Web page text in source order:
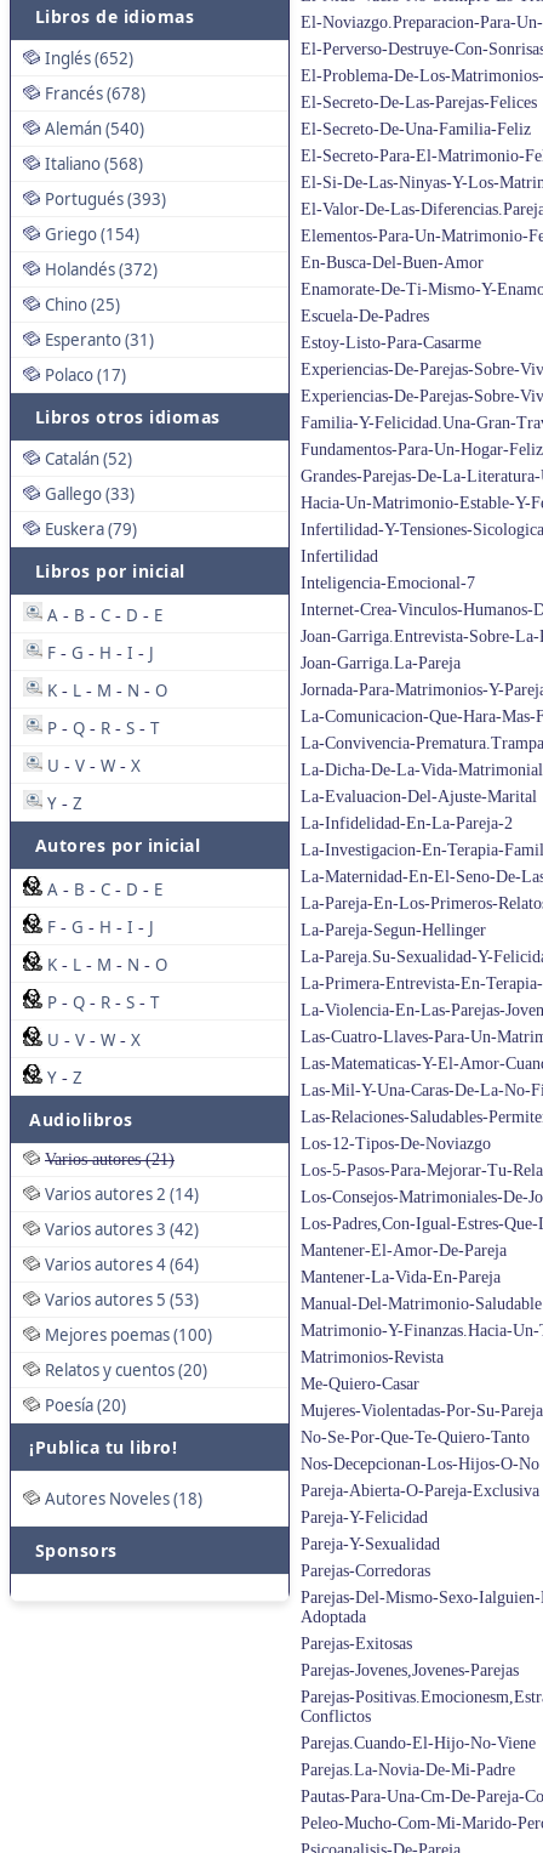
Libros de idiomas
Inglés (652)
Francés (678)
Alemán (540)
Italiano (568)
Portugués (393)
Griego (154)
Holandés (372)
Chino (25)
Esperanto (31)
Polaco (17)
Libros otros idiomas
Catalán (52)
Gallego (33)
Euskera (79)
Libros por inicial
A - B - C - D - E
F - G - H - I - J
K - L - M - N - O
P - Q - R - S - T
U - V - W - X
Y - Z
Autores por inicial
A - B - C - D - E
F - G - H - I - J
K - L - M - N - O
P - Q - R - S - T
U - V - W - X
Y - Z
Audiolibros
Varios autores (21)
Varios autores 2 (14)
Varios autores 3 (42)
Varios autores 4 (64)
Varios autores 5 (53)
Mejores poemas (100)
Relatos y cuentos (20)
Poesía (20)
¡Publica tu libro!
Autores Noveles (18)
Sponsors
El-Noviazgo.Preparacion-Para-
El-Perverso-Destruye-Con-
El-Problema-De-Los-
El-Secreto-De-Las-Parejas-Felices
El-Secreto-De-Una-Familia-Feliz
El-Secreto-Para-El-Matrimonio-
El-Si-De-Las-Ninyas-Y-Los-
El-Valor-De-Las-
Elementos-Para-Un-Matrimonio-
En-Busca-Del-Buen-Amor
Enamorate-De-Ti-Mismo-Y-
Escuela-De-Padres
Estoy-Listo-Para-Casarme
Experiencias-De-Parejas-Sobre-
Experiencias-De-Parejas-Sobre-
Familia-Y-Felicidad.Una-Gran-
Fundamentos-Para-Un-Hogar-Feliz
Grandes-Parejas-De-La-
Hacia-Un-Matrimonio-Estable-Y-
Infertilidad-Y-Tensiones-
Infertilidad
Inteligencia-Emocional-7
Internet-Crea-Vinculos-Humanos-
Joan-Garriga.Entrevista-Sobre-
Joan-Garriga.La-Pareja
Jornada-Para-Matrimonios-Y-
La-Comunicacion-Que-Hara-
La-Convivencia-
La-Dicha-De-La-Vida-Matrimonial
La-Evaluacion-Del-Ajuste-Marital
La-Infidelidad-En-La-Pareja-2
La-Investigacion-En-Terapia-
La-Maternidad-En-El-Seno-De-
La-Pareja-En-Los-Primeros-
La-Pareja-Segun-Hellinger
La-Pareja.Su-Sexualidad-Y-
La-Primera-Entrevista-En-
La-Violencia-En-Las-Parejas-
Las-Cuatro-Llaves-Para-Un-
Las-Matematicas-Y-El-Amor-
Las-Mil-Y-Una-Caras-De-La-No-
Las-Relaciones-Saludables-
Los-12-Tipos-De-Noviazgo
Los-5-Pasos-Para-Mejorar-Tu-
Los-Consejos-Matrimoniales-De-
Los-Padres,Con-Igual-Estres-Que-
Mantener-El-Amor-De-Pareja
Mantener-La-Vida-En-Pareja
Manual-Del-Matrimonio-Saludable
Matrimonio-Y-Finanzas.Hacia-Un-
Matrimonios-Revista
Me-Quiero-Casar
Mujeres-Violentadas-Por-Su-
No-Se-Por-Que-Te-Quiero-Tanto
Nos-Decepcionan-Los-Hijos-O-No
Pareja-Abierta-O-Pareja-Exclusiva
Pareja-Y-Felicidad
Pareja-Y-Sexualidad
Parejas-Corredoras
Parejas-Del-Mismo-Sexo-
Adoptada
Parejas-Exitosas
Parejas-Jovenes,Jovenes-Parejas
Parejas-
Conflictos
Parejas.Cuando-El-Hijo-No-Viene
Parejas.La-Novia-De-Mi-Padre
Pautas-Para-Una-Cm-De-Pareja-
Peleo-Mucho-Com-Mi-Marido-